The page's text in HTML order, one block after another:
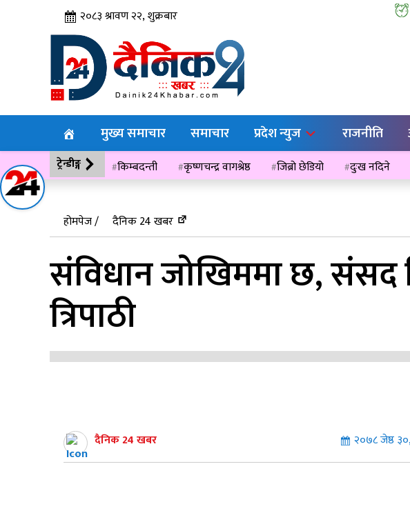
२०८३ श्रावण २२, शुक्रबार
मुख्य समाचार समाचार प्रदेश न्युज राजनीति
ट्रेन्डीङ्ग किम्बदन्ती कृष्णचन्द्र वागश्रेष्ठ जिब्रो छेडियो दुःख नदिने
होमपेज /
दैनिक 24 खबर
संविधान जोखिममा छ, संसद
त्रिपाठी
दैनिक 24 खबर २०७८ जेष्ठ